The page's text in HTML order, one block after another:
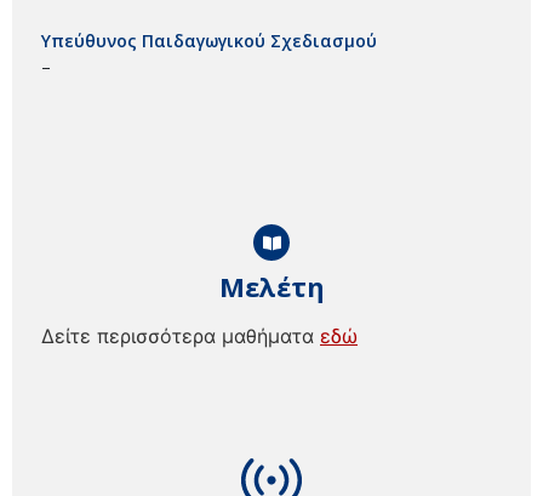
Μελέτη
Δείτε περισσότερα μαθήματα εδώ
Υπεύθυνος Παιδαγωγικού Σχεδιασμού
–